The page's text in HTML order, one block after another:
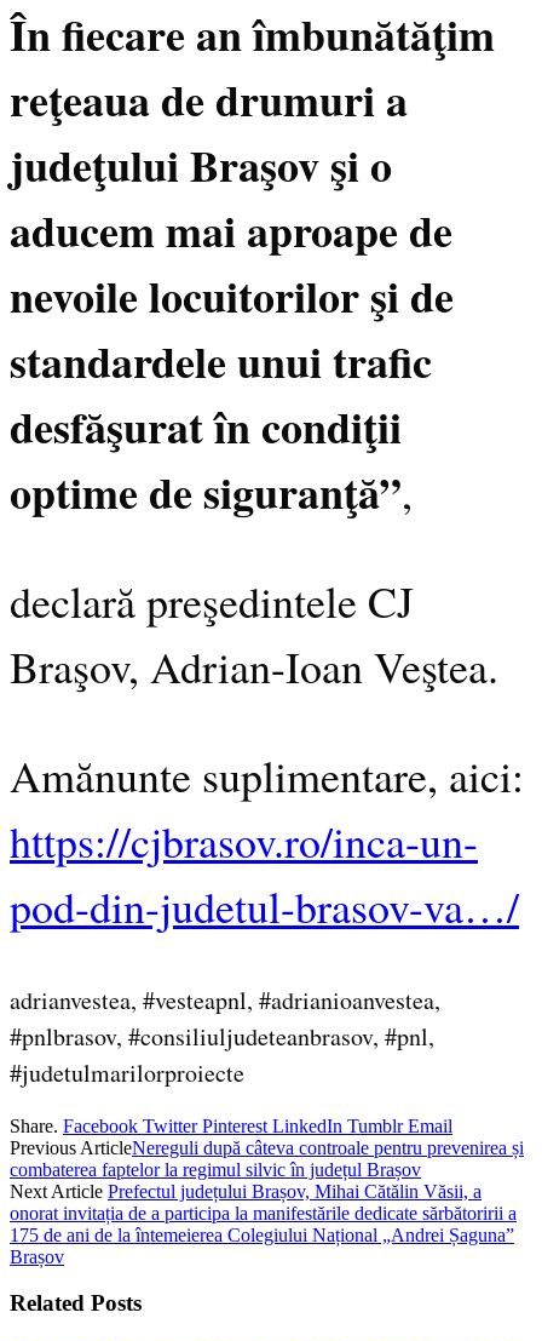
În fiecare an îmbunătăţim
reţeaua de drumuri a
judeţului Braşov şi o
aducem mai aproape de
nevoile locuitorilor şi de
standardele unui trafic
desfăşurat în condiţii
optime de siguranţă”,
declară preşedintele CJ
Braşov, Adrian-Ioan Veştea.
Amănunte suplimentare, aici:
https://cjbrasov.ro/inca-un-
pod-din-judetul-brasov-va…/
adrianvestea, #vesteapnl, #adrianioanvestea,
#pnlbrasov, #consiliuljudeteanbrasov, #pnl,
#judetulmarilorproiecte
Share. Facebook Twitter Pinterest LinkedIn Tumblr Email
Previous ArticleNereguli după câteva controale pentru prevenirea și
combaterea faptelor la regimul silvic în județul Brașov
Next Article Prefectul județului Brașov, Mihai Cătălin Văsii, a
onorat invitația de a participa la manifestările dedicate sărbătoririi a
175 de ani de la întemeierea Colegiului Național „Andrei Șaguna”
Brașov
Related Posts